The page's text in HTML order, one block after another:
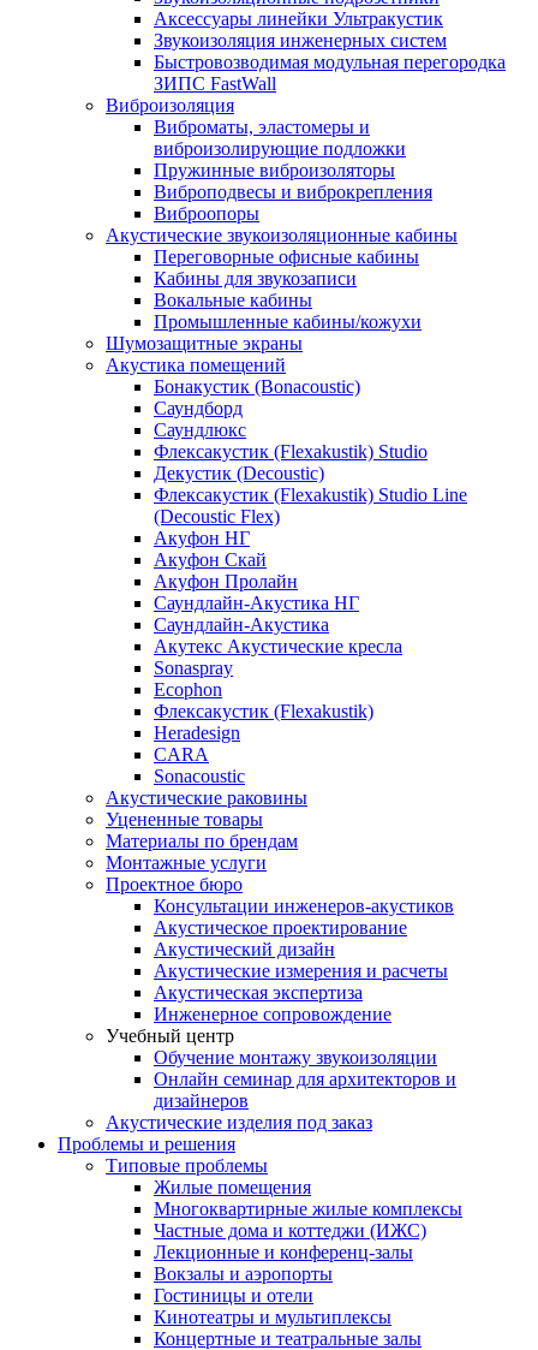
Аксессуары линейки Ультракустик
Звукоизоляция инженерных систем
Быстровозводимая модульная перегородка
ЗИПС FastWall
Виброизоляция
Виброматы, эластомеры и
виброизолирующие подложки
Пружинные виброизоляторы
Виброподвесы и виброкрепления
Виброопоры
Акустические звукоизоляционные кабины
Переговорные офисные кабины
Кабины для звукозаписи
Вокальные кабины
Промышленные кабины/кожухи
Шумозащитные экраны
Акустика помещений
Бонакустик (Bonacoustic)
Саундборд
Саундлюкс
Флексакустик (Flexakustik) Studio
Декустик (Decoustic)
Флексакустик (Flexakustik) Studio Line
(Decoustic Flex)
Акуфон НГ
Акуфон Скай
Акуфон Пролайн
Саундлайн-Акустика НГ
Саундлайн-Акустика
Акутекс Акустические кресла
Sonaspray
Ecophon
Флексакустик (Flexakustik)
Heradesign
CARA
Sonacoustic
Акустические раковины
Уцененные товары
Материалы по брендам
Монтажные услуги
Проектное бюро
Консультации инженеров-акустиков
Акустическое проектирование
Акустический дизайн
Акустические измерения и расчеты
Акустическая экспертиза
Инженерное сопровождение
Учебный центр
Обучение монтажу звукоизоляции
Онлайн семинар для архитекторов и
дизайнеров
Акустические изделия под заказ
Проблемы и решения
Типовые проблемы
Жилые помещения
Многоквартирные жилые комплексы
Частные дома и коттеджи (ИЖС)
Лекционные и конференц-залы
Вокзалы и аэропорты
Гостиницы и отели
Кинотеатры и мультиплексы
Концертные и театральные залы